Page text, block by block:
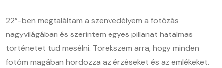
22”-ben megtaláltam a szenvedélyem a fotózás
nagyvilágában és szerintem egyes pillanat hatalmas
történetet tud mesélni. Törekszem arra, hogy minden
fotóm magában hordozza az érzéseket és az emlékeket.